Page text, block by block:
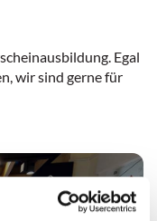
Egal
wir sind gerne für